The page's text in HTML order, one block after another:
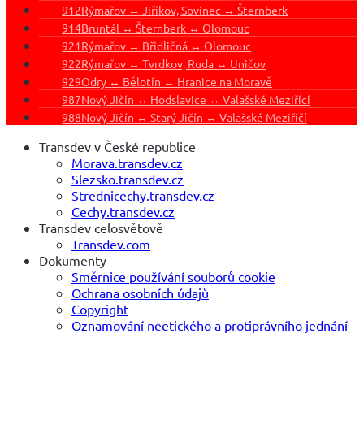
912Rýmařov ↔ Jiříkov, Sovinec ↔ Šternberk
914Bruntál ↔ Šternberk ↔ Olomouc
921Rýmařov ↔ Břidličná ↔ Olomouc
922Rýmařov ↔ Tvrdkov, Ruda ↔ Uničov
929Odry ↔ Bělotín ↔ Hranice na Moravě
987Nový Jičín ↔ Hodslavice ↔ Valašské Meziřící
988Nový Jičín ↔ Starý Jičín ↔ Valašské Meziříčí
Transdev v České republice
Morava.transdev.cz
Slezsko.transdev.cz
Strednicechy.transdev.cz
Cechy.transdev.cz
Transdev celosvětově
Transdev.com
Dokumenty
Směrnice používání souborů cookie
Ochrana osobních údajů
Copyright
Oznamování neetického a protiprávního jednání